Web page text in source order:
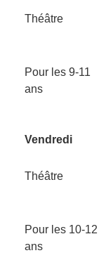
Théâtre
Pour les 9-11
ans
Vendredi
Théâtre
Pour les 10-12
ans